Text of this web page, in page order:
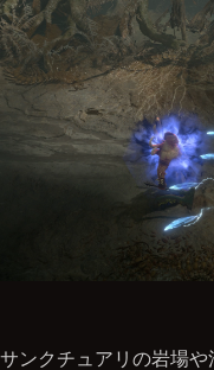
サンクチュアリの岩場